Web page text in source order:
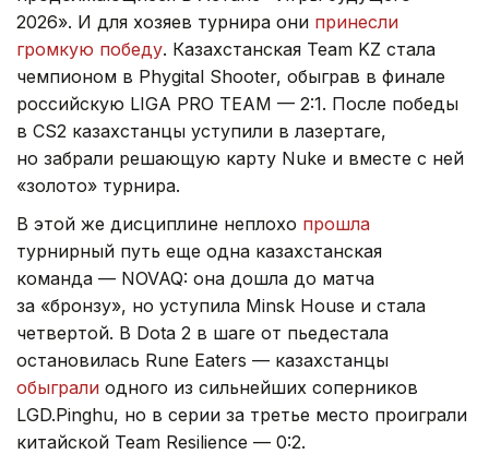
2026». И для хозяев турнира они принесли
громкую победу. Казахстанская Team KZ стала
чемпионом в Phygital Shooter, обыграв в финале
российскую LIGA PRO TEAM — 2:1. После победы
в CS2 казахстанцы уступили в лазертаге,
но забрали решающую карту Nuke и вместе с ней
«золото» турнира.
В этой же дисциплине неплохо прошла
турнирный путь еще одна казахстанская
команда — NOVAQ: она дошла до матча
за «бронзу», но уступила Minsk House и стала
четвертой. В Dota 2 в шаге от пьедестала
остановилась Rune Eaters — казахстанцы
обыграли одного из сильнейших соперников
LGD.Pinghu, но в серии за третье место проиграли
китайской Team Resilience — 0:2.